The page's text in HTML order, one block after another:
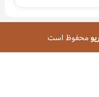
محفوظ است